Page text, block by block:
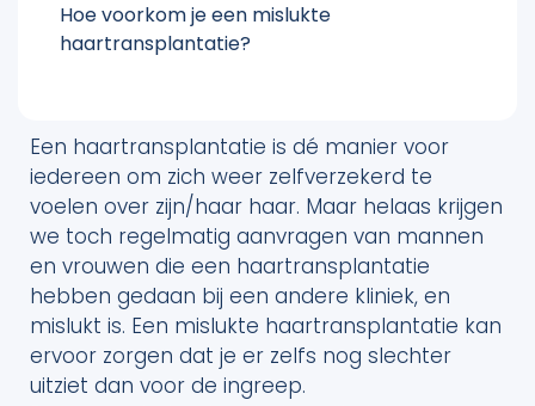
Hoe voorkom je een mislukte
haartransplantatie?
Een haartransplantatie is dé manier voor
iedereen om zich weer zelfverzekerd te
voelen over zijn/haar haar. Maar helaas krijgen
we toch regelmatig aanvragen van mannen
en vrouwen die een haartransplantatie
hebben gedaan bij een andere kliniek, en
mislukt is. Een mislukte haartransplantatie kan
ervoor zorgen dat je er zelfs nog slechter
uitziet dan voor de ingreep.